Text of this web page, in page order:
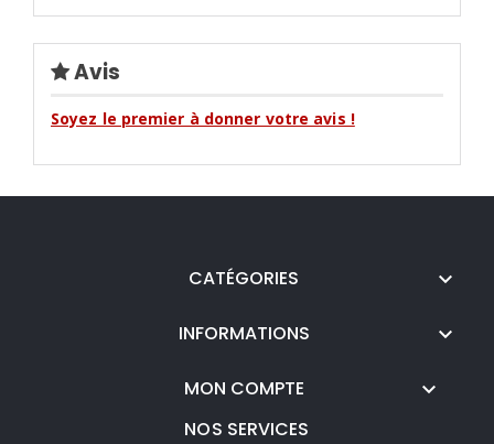
Avis
Soyez le premier à donner votre avis !
CATÉGORIES 
INFORMATIONS 
MON COMPTE 
NOS SERVICES